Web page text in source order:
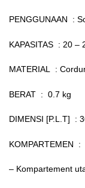
PENGGUNAAN :
KAPASITAS : 20 –
MATERIAL :
BERAT : 0.7 kg
DIMENSI [P.L.T] :
KOMPARTEMEN :
– Kompartement